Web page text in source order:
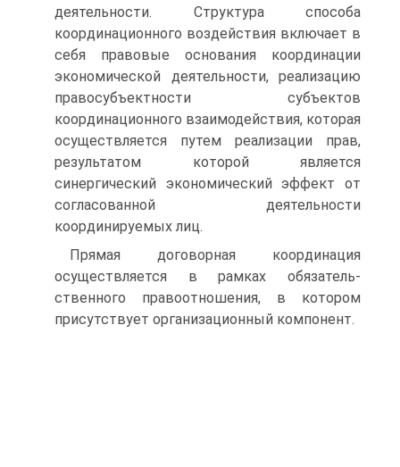
деятельности. Структура способа
координационного воздействия включает в
себя правовые основания координации
экономической деятельности, реализацию
правосубъектности субъектов
координационного взаимодействия, которая
осуществляется путем реализации прав,
результатом которой является
синергический экономиче­ский эффект от
согласованной деятельности
координируемых лиц.
Прямая договорная координация
осуществляется в рамках обязатель­
ственного правоотношения, в котором
присутствует организационный ком­понент.